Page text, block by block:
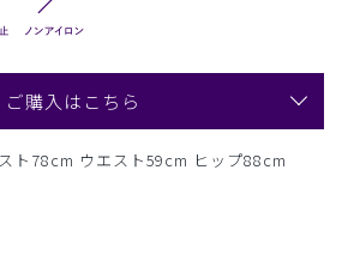
ご購入はこちら
ト78cm ウエスト59cm ヒップ88cm